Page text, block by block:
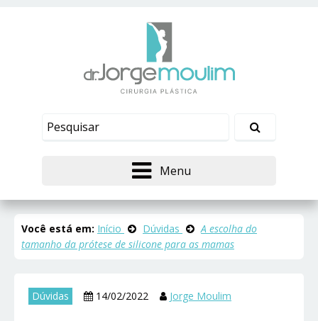
Menu
Você está em: Início Dúvidas
A escolha do
tamanho da prótese de silicone para as mamas
Dúvidas 14/02/2022 Jorge Moulim